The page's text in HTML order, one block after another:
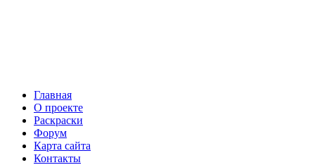
Главная
О проекте
Раскраски
Форум
Карта сайта
Контакты